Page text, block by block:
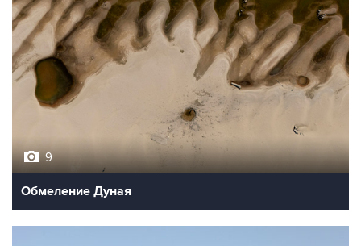
9
Обмеление Дуная